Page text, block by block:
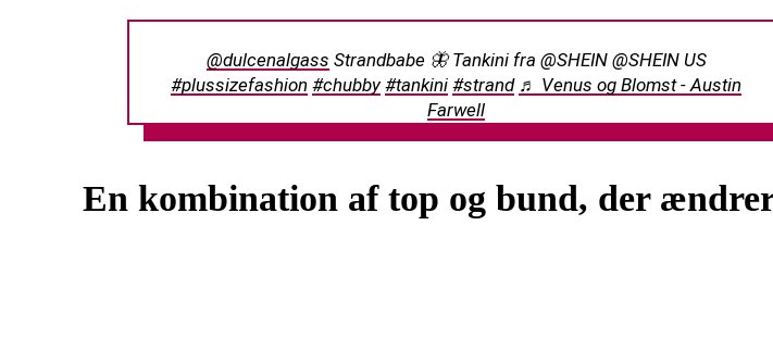
@dulcenalgass Strandbabe 🦋 Tankini fra @SHEIN @SHEIN US
#plussizefashion #chubby #tankini #strand ♬ Venus og Blomst - Austin
Farwell
En kombination af top og bund, der